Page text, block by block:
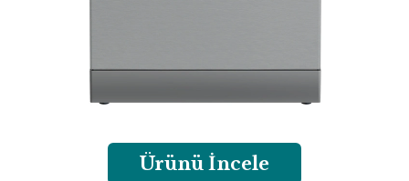
Ürünü İncele